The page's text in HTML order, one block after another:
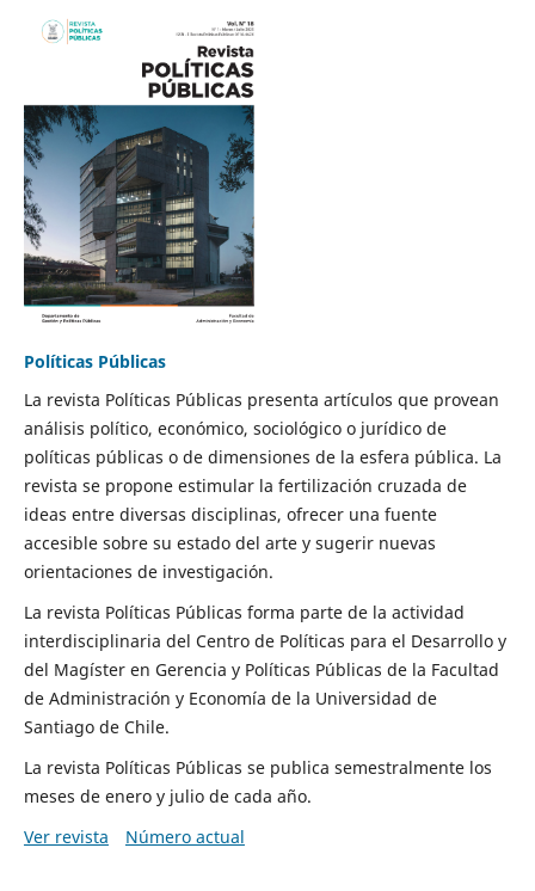
Políticas Públicas
La revista Políticas Públicas presenta artículos que provean
análisis político, económico, sociológico o jurídico de
políticas públicas o de dimensiones de la esfera pública. La
revista se propone estimular la fertilización cruzada de
ideas entre diversas disciplinas, ofrecer una fuente
accesible sobre su estado del arte y sugerir nuevas
orientaciones de investigación.
La revista Políticas Públicas forma parte de la actividad
interdisciplinaria del Centro de Políticas para el Desarrollo y
del Magíster en Gerencia y Políticas Públicas de la Facultad
de Administración y Economía de la Universidad de
Santiago de Chile.
La revista Políticas Públicas se publica semestralmente los
meses de enero y julio de cada año.
Ver revista
Número actual